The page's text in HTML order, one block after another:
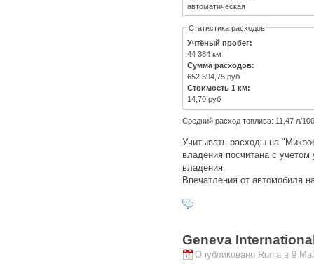
автоматическая
Статистика расходов
Учтёный пробег:
44 384 км
Сумма расходов:
652 594,75 руб
Стоимость 1 км:
14,70 руб
Средний расход топлива: 11,47 л/
Учитывать расходы на
владения посчитана с
владения.
Впечатления от автомобиля
Geneva
Опубликовано Runia в 9